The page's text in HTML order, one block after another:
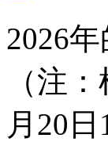
2026
（注
月20